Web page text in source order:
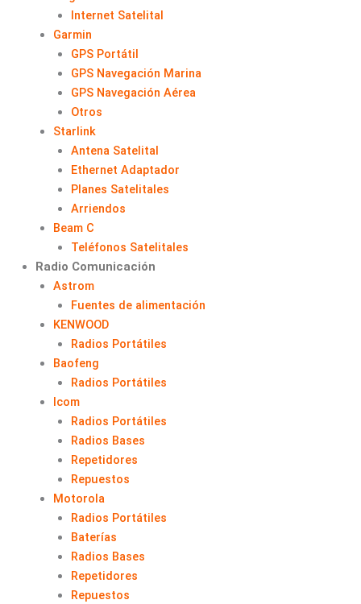
Internet Satelital
Garmin
GPS Portátil
GPS Navegación Marina
GPS Navegación Aérea
Otros
Starlink
Antena Satelital
Ethernet Adaptador
Planes Satelitales
Arriendos
Beam C
Teléfonos Satelitales
Radio Comunicación
Astrom
Fuentes de alimentación
KENWOOD
Radios Portátiles
Baofeng
Radios Portátiles
Icom
Radios Portátiles
Radios Bases
Repetidores
Repuestos
Motorola
Radios Portátiles
Baterías
Radios Bases
Repetidores
Repuestos